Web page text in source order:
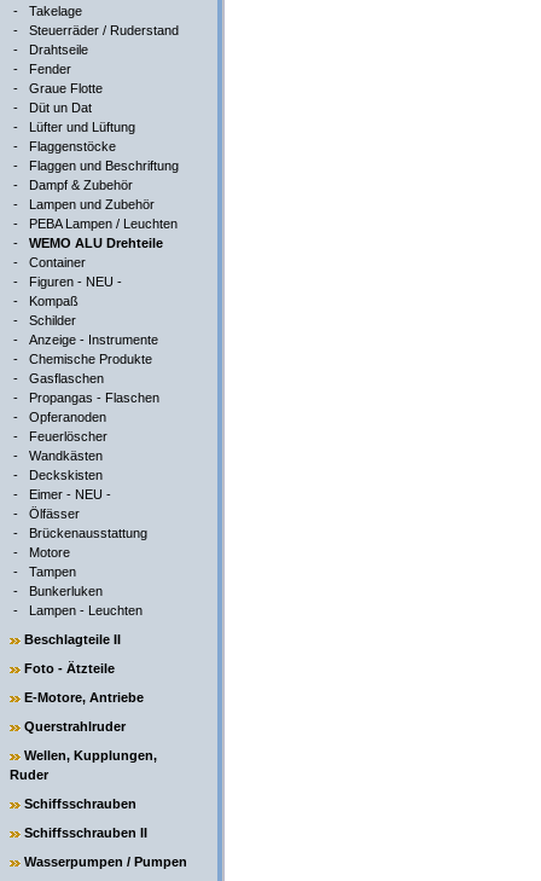
- Takelage
- Steuerräder / Ruderstand
- Drahtseile
- Fender
- Graue Flotte
- Düt un Dat
- Lüfter und Lüftung
- Flaggenstöcke
- Flaggen und Beschriftung
- Dampf & Zubehör
- Lampen und Zubehör
- PEBA Lampen / Leuchten
- WEMO ALU Drehteile
- Container
- Figuren - NEU -
- Kompaß
- Schilder
- Anzeige - Instrumente
- Chemische Produkte
- Gasflaschen
- Propangas - Flaschen
- Opferanoden
- Feuerlöscher
- Wandkästen
- Deckskisten
- Eimer - NEU -
- Ölfässer
- Brückenausstattung
- Motore
- Tampen
- Bunkerluken
- Lampen - Leuchten
Beschlagteile II
Foto - Ätzteile
E-Motore, Antriebe
Querstrahlruder
Wellen, Kupplungen,
Ruder
Schiffsschrauben
Schiffsschrauben II
Wasserpumpen / Pumpen